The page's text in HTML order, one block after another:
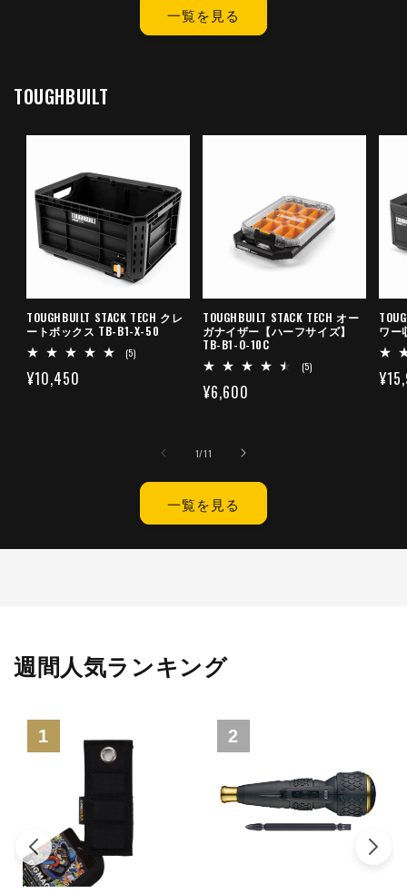
一覧を見る
TOUGHBUILT
TOUGHBUILT STACK TECH クレ
ートボックス TB-B1-X-50
(5)5
通
¥10,450
TOUGHBUILT STACK TECH オー
ガナイザー【ハーフサイズ】
TB-B1-O-10C
(5)5
通
格
¥6,600
ワー
通
1/の
11
一覧を見る
週間人気ランキング
1 2